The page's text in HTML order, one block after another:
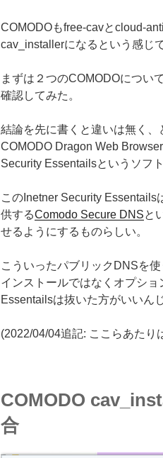
COMODOもfree-cavとcloud-
cav_installerになるという感じ
まずは２つのCOMODOについ
確認してみた。
結論を先に書くと違いは無く、
COMODO Dragon Web
Security Essentailsというソフ
このInetner Security Essentails
供するComodo Secure DNSと
せるようにするものらしい。
こういったパブリックDNSを
インストールではなくオプシ
Essentailsは抜いた方がいいん
(2022/04/04追記: ここらあた
COMODO
合